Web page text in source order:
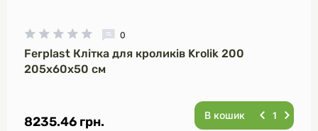
0
Ferplast Клітка для кроликів Krolik 200
205х60х50 см
8235.46 грн. В кошик